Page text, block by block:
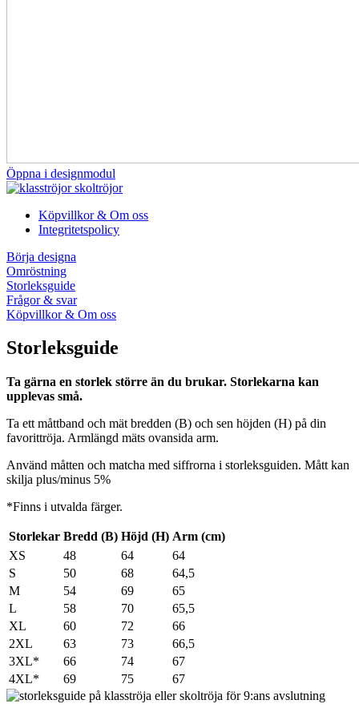
Öppna i designmodul
Köpvillkor & Om oss
Integritetspolicy
Börja designa
Omröstning
Storleksguide
Frågor & svar
Köpvillkor & Om oss
Storleksguide
Ta gärna en storlek större än du brukar. Storlekarna kan
upplevas små.
Ta ett måttband och mät bredden (B) och sen höjden (H) på din
favorittröja. Armlängd mäts ovansida arm.
Använd måtten och matcha med siffrorna i storleksguiden. Mått kan
skilja plus/minus 5%
*Finns i utvalda färger.
Storlekar Bredd (B) Höjd (H) Arm (cm)
XS
48 64
64
S
50 68
64,5
M
54 69
65
L
58 70
65,5
XL
60 72
66
2XL
63 73
66,5
3XL*
66 74
67
4XL*
69 75 67